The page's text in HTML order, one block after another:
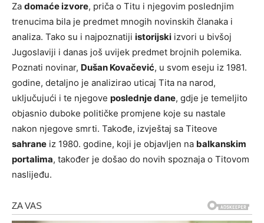
Za domaće izvore, priča o Titu i njegovim poslednjim
trenucima bila je predmet mnogih novinskih članaka i
analiza. Tako su i najpoznatiji istorijski izvori u bivšoj
Jugoslaviji i danas još uvijek predmet brojnih polemika.
Poznati novinar, Dušan Kovačević, u svom eseju iz 1981.
godine, detaljno je analizirao uticaj Tita na narod,
uključujući i te njegove poslednje dane, gdje je temeljito
objasnio duboke političke promjene koje su nastale
nakon njegove smrti. Takođe, izvještaj sa Titeove
sahrane iz 1980. godine, koji je objavljen na balkanskim
portalima, također je došao do novih spoznaja o Titovom
naslijeđu.